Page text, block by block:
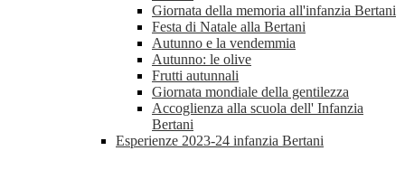
Giornata della memoria all'infanzia Bertani
Festa di Natale alla Bertani
Autunno e la vendemmia
Autunno: le olive
Frutti autunnali
Giornata mondiale della gentilezza
Accoglienza alla scuola dell' Infanzia
Bertani
Esperienze 2023-24 infanzia Bertani